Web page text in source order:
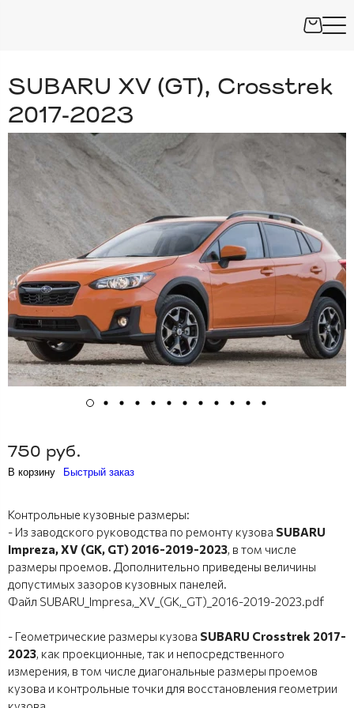
SUBARU XV (GT), Crosstrek
2017-2023
750 руб.
В корзину Быстрый заказ
Контрольные кузовные размеры:
- Из заводского руководства по ремонту кузова SUBARU
Impreza, XV (GK, GT) 2016-2019-2023, в том числе
размеры проемов. Дополнительно приведены величины
допустимых зазоров кузовных панелей.
Файл SUBARU_Impresa,_XV_(GK,_GT)_2016-2019-2023.pdf
- Геометрические размеры кузова SUBARU Crosstrek 2017-
2023, как проекционные, так и непосредственного
измерения, в том числе диагональные размеры проемов
кузова и контрольные точки для восстановления геометрии